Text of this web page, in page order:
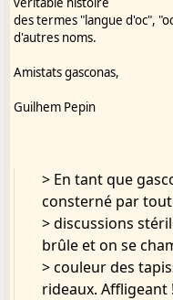
des termes "langue d'oc",
d'autres noms.
Amistats gasconas,
Guilhem Pepin
> En tant que
consterné par
> discussions
brûle et on se
> couleur des
rideaux. Affligeant !